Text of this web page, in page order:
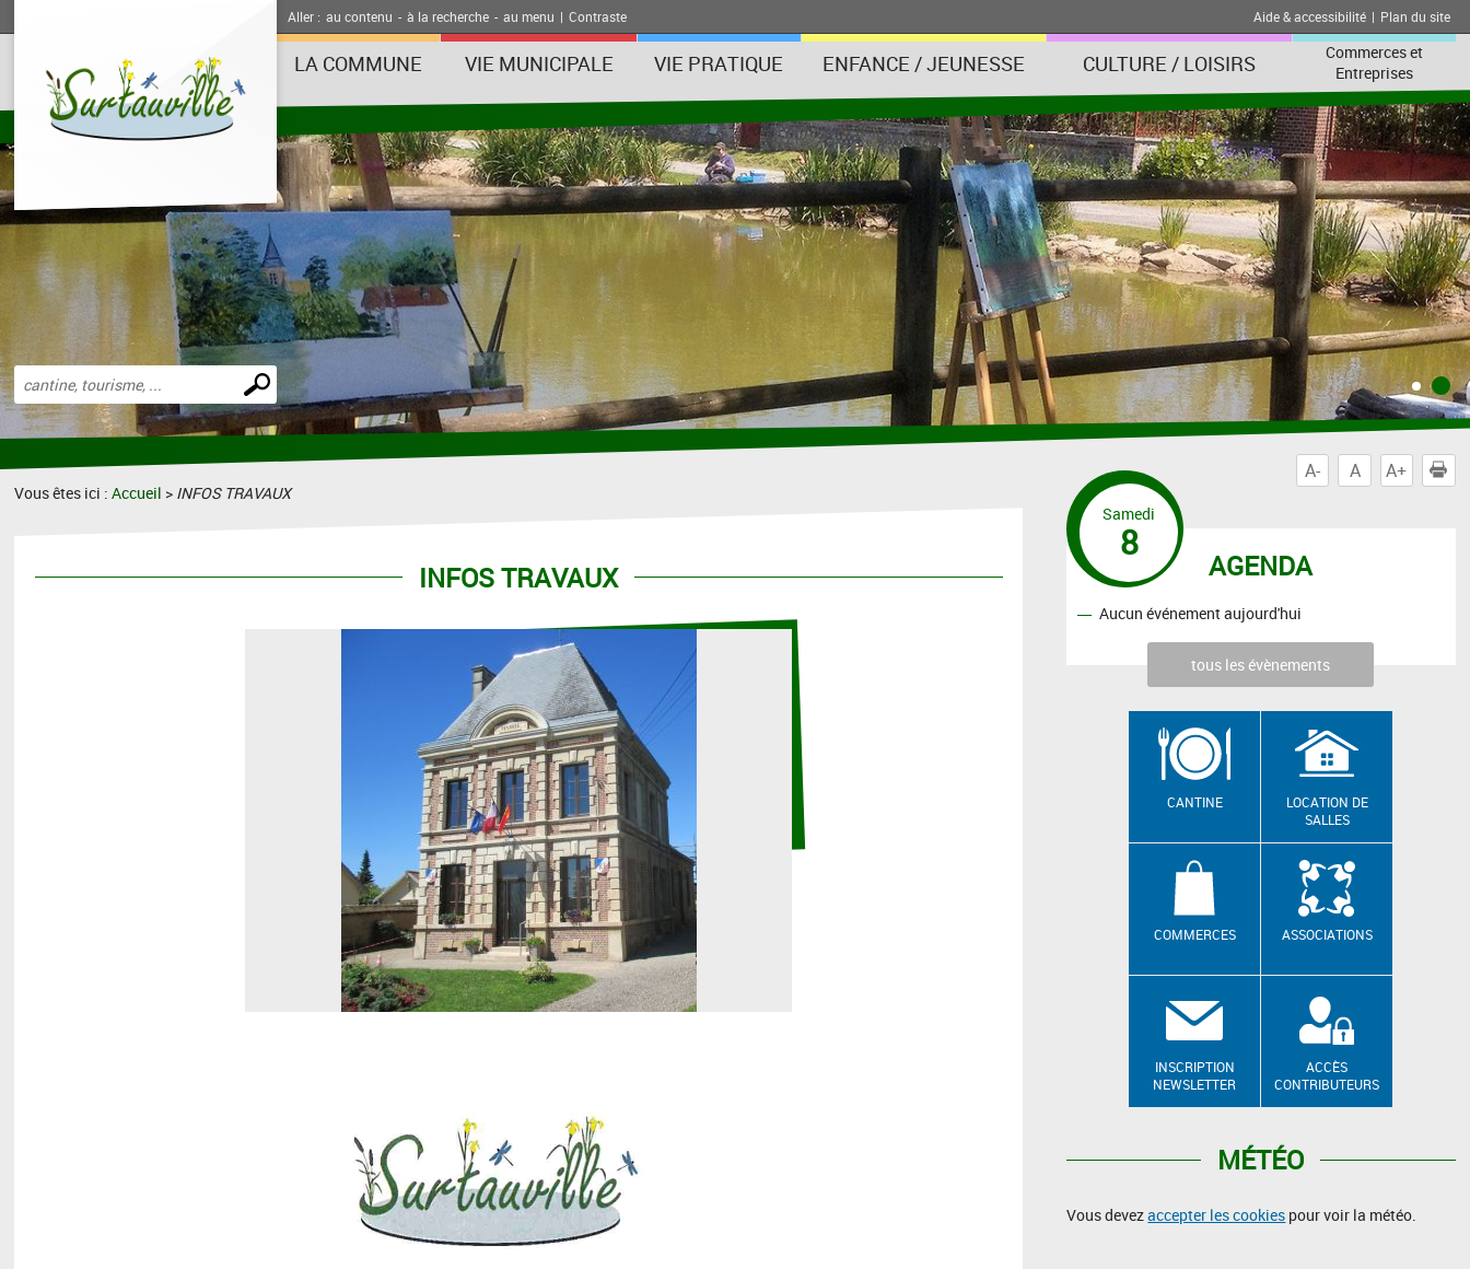
Aller : au contenu - à la recherche - au menu | Contraste Aide & accessibilité | Plan du site
LA COMMUNE VIE MUNICIPALE VIE PRATIQUE ENFANCE / JEUNESSE CULTURE / LOISIRS
Commerces et
Entreprises
Effectuer
une
recherche
A- A A+
Vous êtes ici :Accueil > INFOS TRAVAUX
INFOS TRAVAUX AGENDA
Samedi
8
Aucun événement aujourd'hui
tous les évènements
CANTINE
LOCATION DE
SALLES
COMMERCES ASSOCIATIONS
INSCRIPTION
NEWSLETTER
ACCÈS
CONTRIBUTEURS
MÉTÉO
Vous devezaccepter les cookies pour voir la météo.